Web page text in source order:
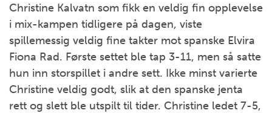
Christine Kalvatn som fikk en veldig fin opplevelse
i mix-kampen tidligere på dagen, viste
spillemessig veldig fine takter mot spanske Elvira
Fiona Rad. Første settet ble tap 3-11, men så satte
hun inn storspillet i andre sett. Ikke minst varierte
Christine veldig godt, slik at den spanske jenta
rett og slett ble utspilt til tider. Christine ledet 7-5,